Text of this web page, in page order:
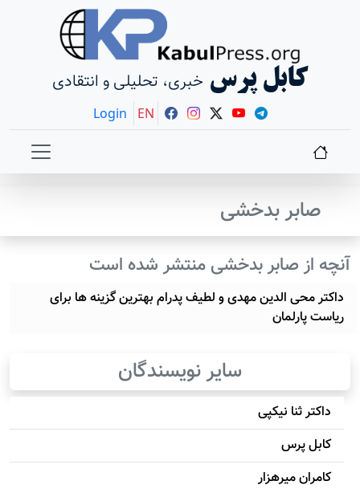
کابل پرس خبری، تحلیلی و انتقادی
Login EN
صابر بدخشی
آنچه از صابر بدخشی منتشر شده است
داکتر محی الدین مهدی و لطیف پدرام بهترین گزینه ها برای
ریاست پارلمان
سایر نویسندگان
داکتر ثنا نیکپی
کابل پرس
کامران میرهزار